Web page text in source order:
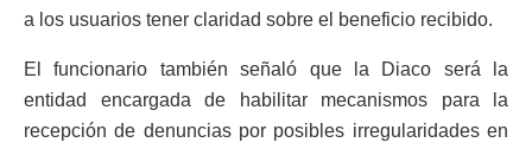
a los usuarios tener claridad sobre el beneficio recibido.
El funcionario también señaló que la Diaco será la
entidad encargada de habilitar mecanismos para la
recepción de denuncias por posibles irregularidades en